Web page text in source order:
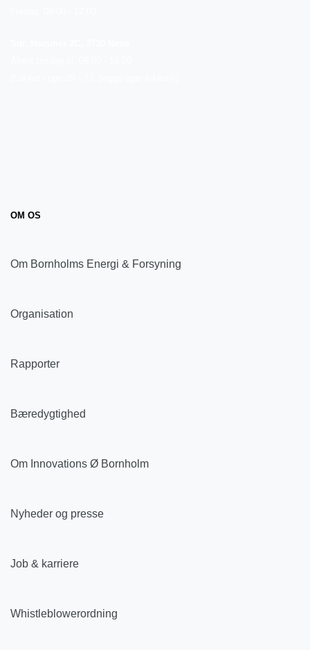
OM OS
Om Bornholms Energi & Forsyning
Organisation
Rapporter
Bæredygtighed
Om Innovations Ø Bornholm
Nyheder og presse
Job & karriere
Whistleblowerordning